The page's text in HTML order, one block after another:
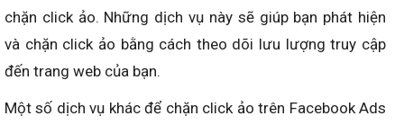
chặn click ảo. Những dịch vụ này sẽ giúp bạn phát hiện
và chặn click ảo bằng cách theo dõi lưu lượng truy cập
đến trang web của bạn.
Một số dịch vụ khác để chặn click ảo trên Facebook Ads